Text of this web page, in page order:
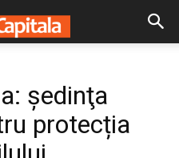
şedinţa
protecția